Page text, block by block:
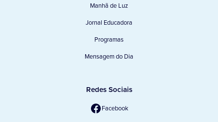
Manhã de Luz
Jornal Educadora
Programas
Mensagem do Dia
Redes Sociais
Facebook